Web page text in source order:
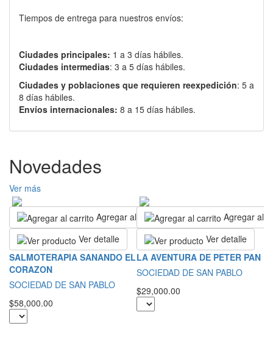
Tiempos de entrega para nuestros envíos:
Ciudades principales: 1 a 3 días hábiles.
Ciudades intermedias: 3 a 5 días hábiles.
Ciudades y poblaciones que requieren reexpedición: 5 a
8 días hábiles.
Envíos internacionales: 8 a 15 días hábiles.
Novedades
Ver más
Agregar al carrito
Ver detalle
SALMOTERAPIA SANANDO EL
CORAZON
SOCIEDAD DE SAN PABLO
$58,000.00
Agregar al
Ver detalle
LA AVENTURA DE PETER PAN
SOCIEDAD DE SAN PABLO
$29,000.00